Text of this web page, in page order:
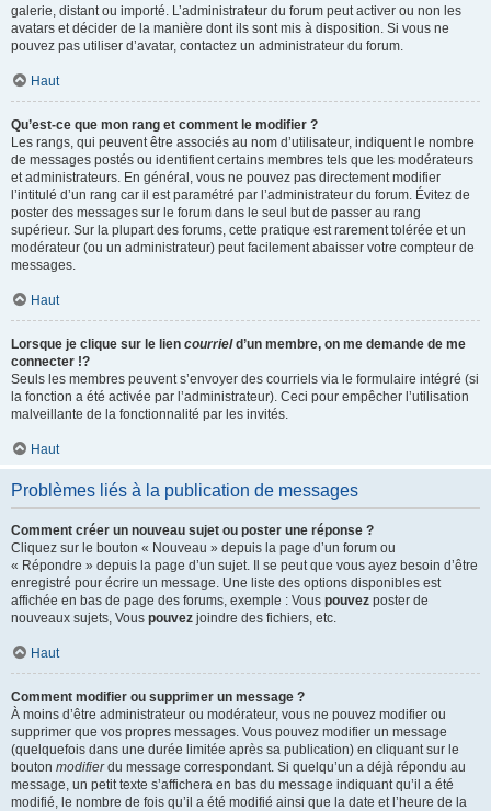
galerie, distant ou importé. L’administrateur du forum peut activer ou non les
avatars et décider de la manière dont ils sont mis à disposition. Si vous ne
pouvez pas utiliser d’avatar, contactez un administrateur du forum.
Haut
Qu’est-ce que mon rang et comment le modifier ?
Les rangs, qui peuvent être associés au nom d’utilisateur, indiquent le nombre
de messages postés ou identifient certains membres tels que les modérateurs
et administrateurs. En général, vous ne pouvez pas directement modifier
l’intitulé d’un rang car il est paramétré par l’administrateur du forum. Évitez de
poster des messages sur le forum dans le seul but de passer au rang
supérieur. Sur la plupart des forums, cette pratique est rarement tolérée et un
modérateur (ou un administrateur) peut facilement abaisser votre compteur de
messages.
Haut
Lorsque je clique sur le lien courrield’un membre, on me demande de me
connecter !?
Seuls les membres peuvent s’envoyer des courriels via le formulaire intégré (si
la fonction a été activée par l’administrateur). Ceci pour empêcher l’utilisation
malveillante de la fonctionnalité par les invités.
Haut
Problèmes liés à la publication de messages
Comment créer un nouveau sujet ou poster une réponse ?
Cliquez sur le bouton « Nouveau » depuis la page d’un forum ou
« Répondre » depuis la page d’un sujet. Il se peut que vous ayez besoin d’être
enregistré pour écrire un message. Une liste des options disponibles est
affichée en bas de page des forums, exemple : Vous pouvez poster de
nouveaux sujets, Vous pouvez joindre des fichiers, etc.
Haut
Comment modifier ou supprimer un message ?
À moins d’être administrateur ou modérateur, vous ne pouvez modifier ou
supprimer que vos propres messages. Vous pouvez modifier un message
(quelquefois dans une durée limitée après sa publication) en cliquant sur le
bouton modifierdu message correspondant. Si quelqu’un a déjà répondu au
message, un petit texte s’affichera en bas du message indiquant qu’il a été
modifié, le nombre de fois qu’il a été modifié ainsi que la date et l’heure de la